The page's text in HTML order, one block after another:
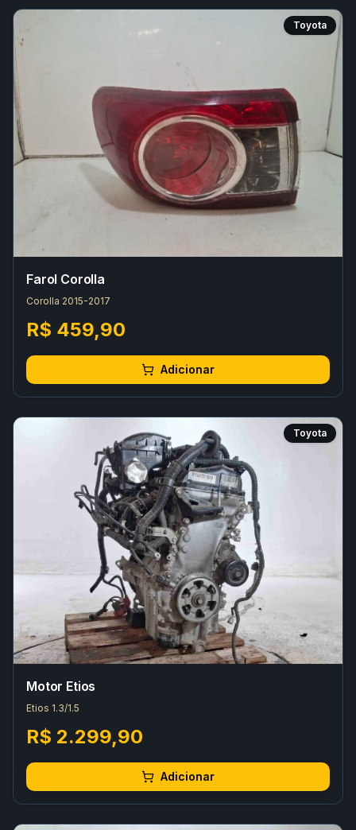
Toyota
Farol Corolla
Corolla 2015-2017
R$ 459,90
Adicionar
Toyota
Motor Etios
Etios 1.3/1.5
R$ 2.299,90
Adicionar